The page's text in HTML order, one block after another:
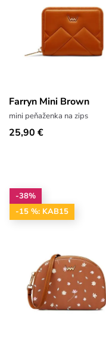
Farryn Mini Brown
mini peňaženka na zips
25,90 €
-38%
-15 %: KAB15